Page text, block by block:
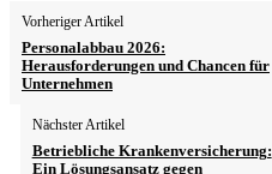
Vorheriger Artikel
Personalabbau 2026:
Herausforderungen und Chancen für
Unternehmen
Nächster Artikel
Betriebliche Krankenversicherung:
Ein Lösungsansatz gegen